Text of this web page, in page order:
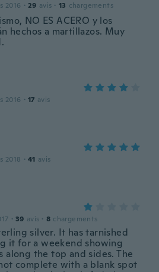
2016 · 29 avis · 13 chargements
NO ES ACERO y los
hechos a martillazos. Muy
2016 · 17 avis
2018 · 41 avis
· 39 avis · 8 chargements
silver. It has tarnished
it for a weekend showing
along the top and sides. The
complete with a blank spot